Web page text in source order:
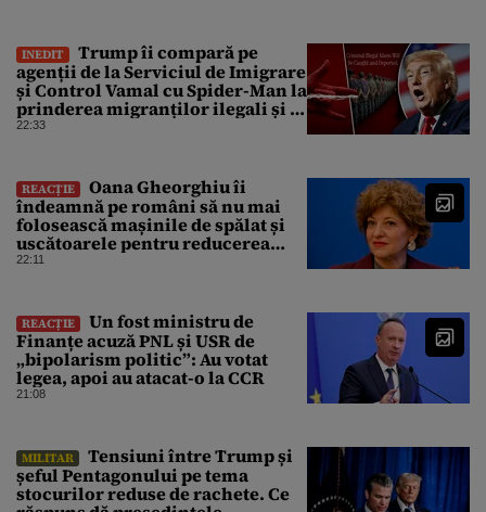
INEDIT
Trump îi compară pe
agenții de la Serviciul de Imigrare
și Control Vamal cu Spider-Man la
prinderea migranților ilegali și a
infractorilor
22:33
REACȚIE
Oana Gheorghiu îi
îndeamnă pe români să nu mai
folosească mașinile de spălat și
uscătoarele pentru reducerea
consumului de energie
22:11
REACȚIE
Un fost ministru de
Finanțe acuză PNL și USR de
„bipolarism politic”: Au votat
legea, apoi au atacat-o la CCR
21:08
MILITAR
Tensiuni între Trump și
șeful Pentagonului pe tema
stocurilor reduse de rachete. Ce